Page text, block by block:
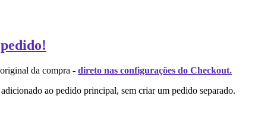
da compra - direto nas configurações do Checkout.
ao pedido principal, sem criar um pedido separado.